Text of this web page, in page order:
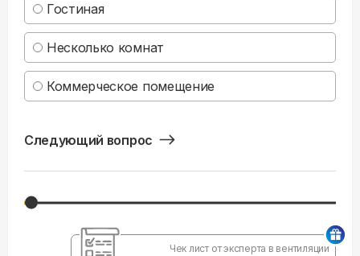
Гостиная
Несколько комнат
Коммерческое помещение
Следующий вопрос
Чек лист от эксперта в вентиляции